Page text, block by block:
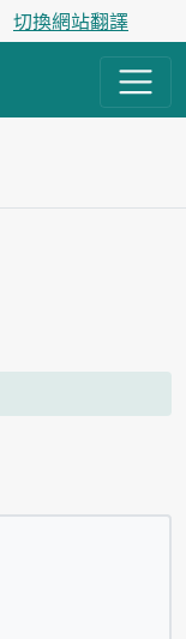
切換網站翻譯